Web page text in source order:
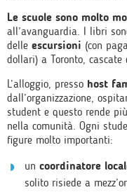
Le scuole sono molto
all’avanguardia. I libri
delle escursioni (con
dollari) a Toronto,
L’alloggio, presso host
dall’organizzazione,
student e questo rende
nella comunità. Ogni
figure molto importanti:
un coordinatore
solito risiede a